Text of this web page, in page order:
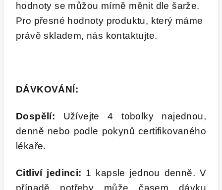
hodnoty se můžou mírně měnit dle šarže.
Pro přesné hodnoty produktu, který máme
právě skladem, nás kontaktujte.
DÁVKOVÁNÍ:
Dospělí: Užívejte 4 tobolky najednou,
denně nebo podle pokynů certifikovaného
lékaře.
Citliví jedinci: 1 kapsle jednou denně. V
případě potřeby může časem dávku